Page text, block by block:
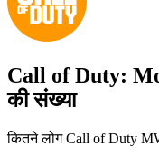
Call of Duty:
की संख्या
कितने लोग Call of Duty